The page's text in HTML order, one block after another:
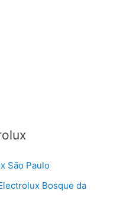
São Paulo
Bosque da